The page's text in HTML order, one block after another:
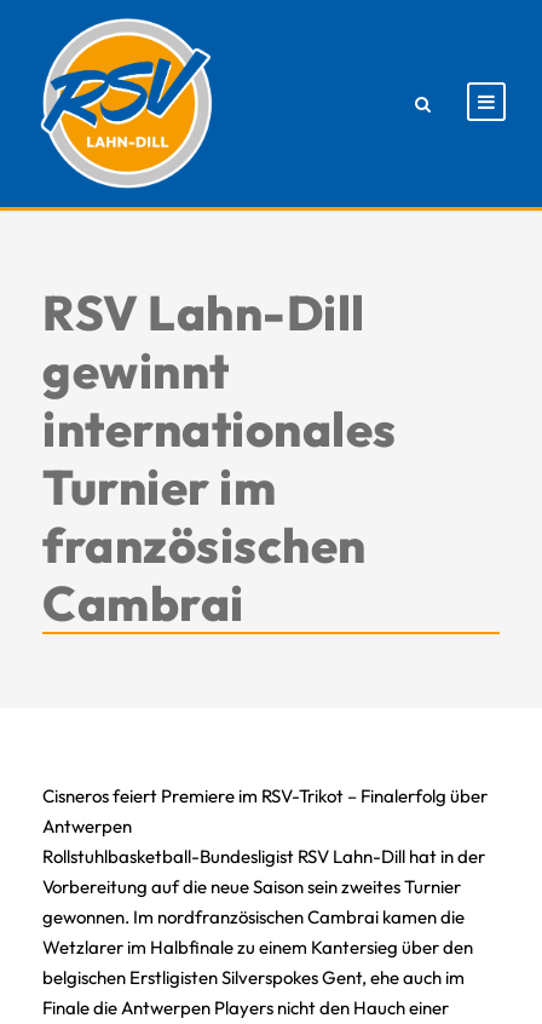
RSV Lahn-Dill
gewinnt
internationales
Turnier im
französischen
Cambrai
Cisneros feiert Premiere im RSV-Trikot – Finalerfolg über
Antwerpen
Rollstuhlbasketball-Bundesligist RSV Lahn-Dill hat in der
Vorbereitung auf die neue Saison sein zweites Turnier
gewonnen. Im nordfranzösischen Cambrai kamen die
Wetzlarer im Halbfinale zu einem Kantersieg über den
belgischen Erstligisten Silverspokes Gent, ehe auch im
Finale die Antwerpen Players nicht den Hauch einer